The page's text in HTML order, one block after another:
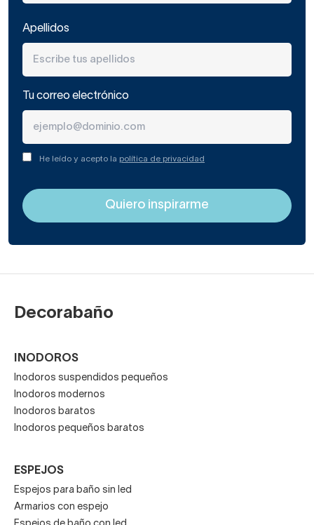
Apellidos
Tu correo electrónico
He leído y acepto la política de privacidad
Decorabaño
INODOROS
Inodoros suspendidos pequeños
Inodoros modernos
Inodoros baratos
Inodoros pequeños baratos
ESPEJOS
Espejos para baño sin led
Armarios con espejo